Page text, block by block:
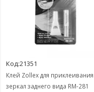
Код:21351
Клей Zollex для приклеивания
зеркал заднего вида RM-281